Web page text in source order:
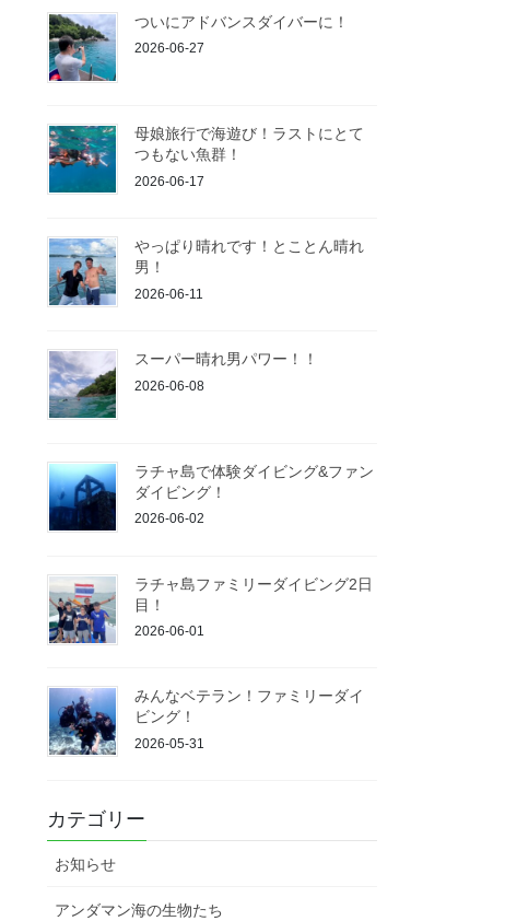
ついにアドバンスダイバーに！
2026-06-27
母娘旅行で海遊び！ラストにとて
つもない魚群！
2026-06-17
やっぱり晴れです！とことん晴れ
男！
2026-06-11
スーパー晴れ男パワー！！
2026-06-08
ラチャ島で体験ダイビング&ファン
ダイビング！
2026-06-02
ラチャ島ファミリーダイビング2日
目！
2026-06-01
みんなベテラン！ファミリーダイ
ビング！
2026-05-31
カテゴリー
お知らせ
アンダマン海の生物たち